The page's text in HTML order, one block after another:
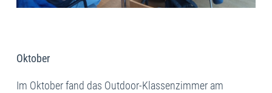
Oktober
Im Oktober fand das Outdoor-Klassenzimmer am